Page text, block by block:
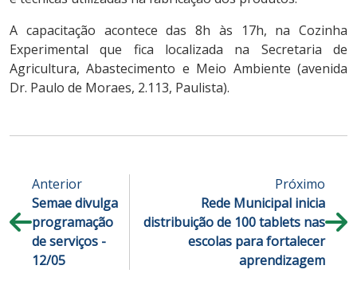
A capacitação acontece das 8h às 17h, na Cozinha
Experimental que fica localizada na Secretaria de
Agricultura, Abastecimento e Meio Ambiente (avenida
Dr. Paulo de Moraes, 2.113, Paulista).
Anterior
Semae divulga
programação
de serviços -
12/05
Próximo
Rede Municipal inicia
distribuição de 100 tablets nas
escolas para fortalecer
aprendizagem